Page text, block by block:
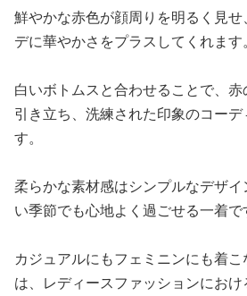
鮮やかな赤色が顔周りを明るく見
デに華やかさをプラスしてくれます。
白いボトムスと合わせることで、
引き立ち、洗練された印象のコーデ
す。
柔らかな素材感はシンプルなデザ
い季節でも心地よく過ごせる一着で
カジュアルにもフェミニンにも着
は、レディースファッションにお